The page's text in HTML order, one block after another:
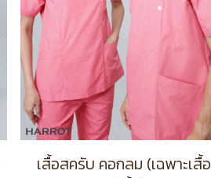
เสื้อสครับ คอกลม (เฉพาะเสื้อ